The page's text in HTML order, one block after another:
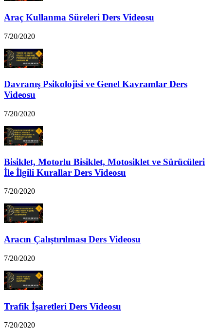
Araç Kullanma Süreleri Ders Videosu
7/20/2020
Davranış Psikolojisi ve Genel Kavramlar Ders
Videosu
7/20/2020
Bisiklet, Motorlu Bisiklet, Motosiklet ve Sürücüleri
İle İlgili Kurallar Ders Videosu
7/20/2020
Aracın Çalıştırılması Ders Videosu
7/20/2020
Trafik İşaretleri Ders Videosu
7/20/2020